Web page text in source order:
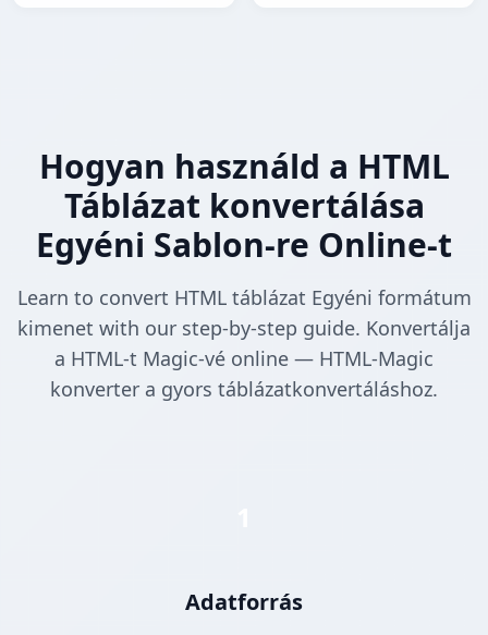
Hogyan használd a HTML
Táblázat konvertálása
Egyéni Sablon-re Online-t
Learn to convert HTML táblázat Egyéni formátum
kimenet with our step-by-step guide. Konvertálja
a HTML-t Magic-vé online — HTML-Magic
konverter a gyors táblázatkonvertáláshoz.
Adatforrás